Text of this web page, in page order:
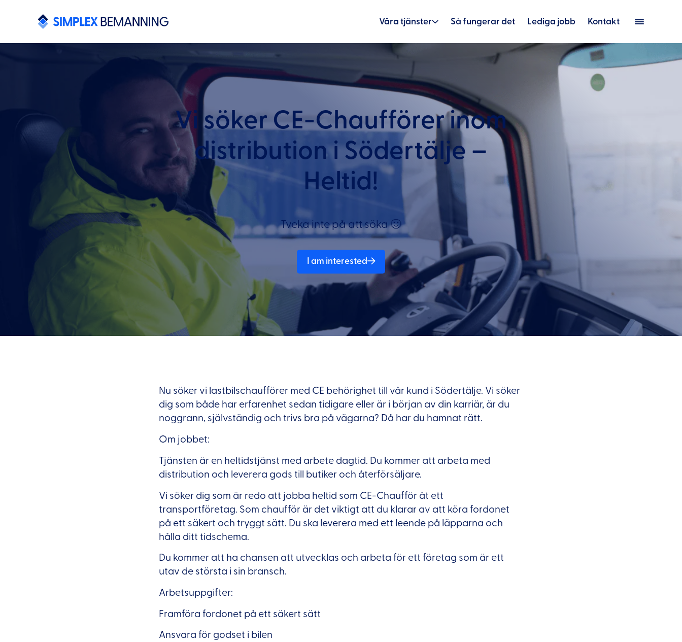
Våra tjänster Så fungerar det Lediga jobb Kontakt
Vi söker CE-Chaufförer inom
distribution i Södertälje –
Heltid!
Tveka inte på att söka 🙂
I am interested
Nu söker vi lastbilschaufförer med CE behörighet till vår kund i Södertälje. Vi söker
dig som både har erfarenhet sedan tidigare eller är i början av din karriär, är du
noggrann, självständig och trivs bra på vägarna? Då har du hamnat rätt.
Om jobbet:
Tjänsten är en heltidstjänst med arbete dagtid. Du kommer att arbeta med
distribution och leverera gods till butiker och återförsäljare.
Vi söker dig som är redo att jobba heltid som CE-Chaufför åt ett
transportföretag. Som chaufför är det viktigt att du klarar av att köra fordonet
på ett säkert och tryggt sätt. Du ska leverera med ett leende på läpparna och
hålla ditt tidschema.
Du kommer att ha chansen att utvecklas och arbeta för ett företag som är ett
utav de största i sin bransch.
Arbetsuppgifter:
Framföra fordonet på ett säkert sätt
Ansvara för godset i bilen